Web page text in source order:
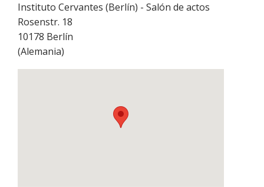
Instituto Cervantes (Berlín) - Salón de actos
Rosenstr. 18
10178 Berlín
(Alemania)